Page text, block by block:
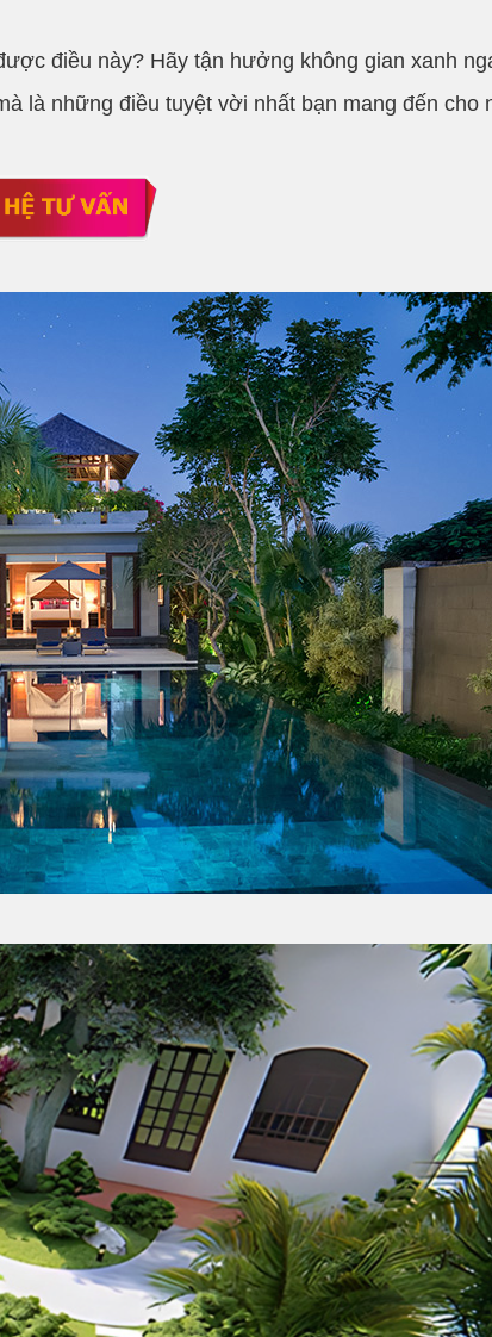
điều này? Hãy tận hưởng không gian xanh
là những điều tuyệt vời nhất bạn mang đến cho